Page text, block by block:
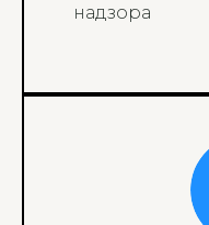
надзора